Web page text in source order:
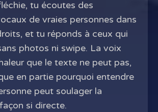
tu écoutes des
de vraies personnes dans
et tu réponds à ceux qui
photos ni swipe. La voix
que le texte ne peut pas,
en partie pourquoi entendre
peut soulager la
si directe.